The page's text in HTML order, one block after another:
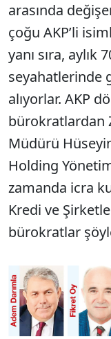
arasında
çoğu AKP’li
yanı sıra, aylık
seyahatlerinde
alıyorlar. AKP
bürokratlardan
Müdürü
Holding
zamanda icra
Kredi ve
bürokratlar